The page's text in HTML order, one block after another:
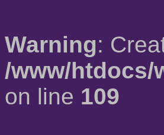
Warning:
/www/htdocs/
on line 109